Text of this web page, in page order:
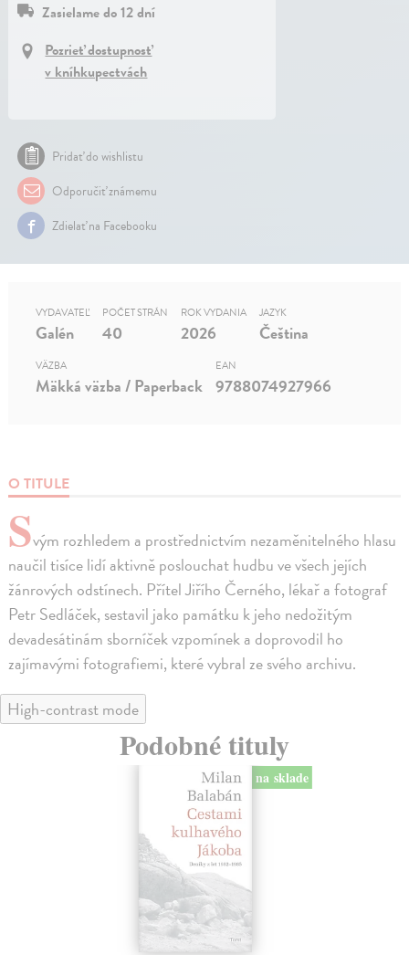
Zasielame do 12 dní
Pozrieť dostupnosť
v kníhkupectvách
Pridať do wishlistu
Odporučiť známemu
Zdielať na Facebooku
O TITULE
Svým rozhledem a prostřednictvím nezaměnitelného hlasu
naučil tisíce lidí aktivně poslouchat hudbu ve všech jejích
žánrových odstínech. Přítel Jiřího Černého, lékař a fotograf
Petr Sedláček, sestavil jako památku k jeho nedožitým
devadesátinám sborníček vzpomínek a doprovodil ho
zajímavými fotografiemi, které vybral ze svého archivu.
VYDAVATEĽ
Galén
POČET STRÁN
40
ROK VYDANIA
2026
JAZYK
Čeština
VÄZBA
Mäkká väzba / Paperback
EAN
9788074927966
High-contrast mode
Podobné tituly
na sklade